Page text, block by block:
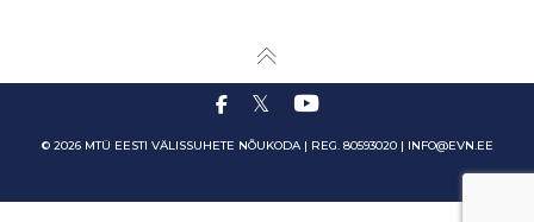
© 2026 MTÜ EESTI VÄLISSUHETE NÕUKODA | REG. 80593020 | INFO@EVN.EE